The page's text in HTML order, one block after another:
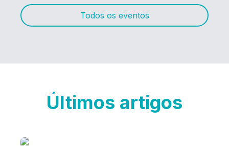
Todos os eventos
Últimos artigos